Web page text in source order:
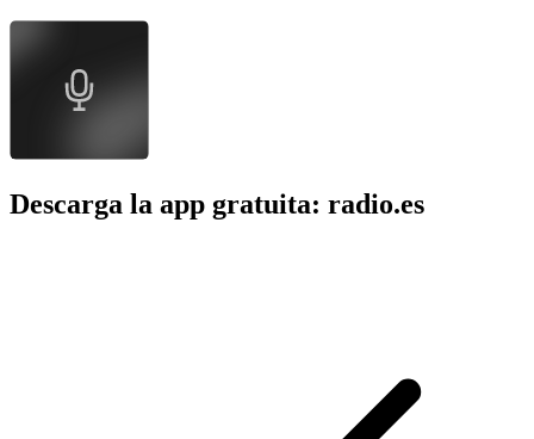
Descarga la app gratuita: radio.es